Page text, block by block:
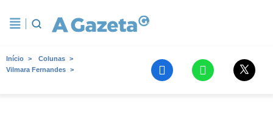
Início
Colunas
Vilmara Fernandes